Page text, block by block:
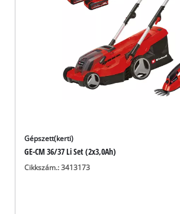
Gépszett(kerti)
GE-CM 36/37 Li Set (2x3,0Ah)
Cikkszám.: 3413173